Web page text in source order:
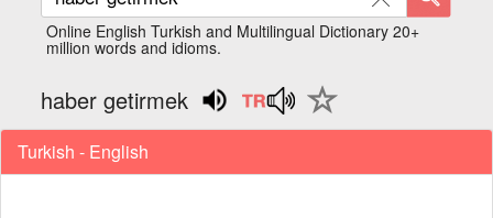
Online English Turkish and Multilingual Dictionary 20+
million words and idioms.
haber getirmek
Turkish - English